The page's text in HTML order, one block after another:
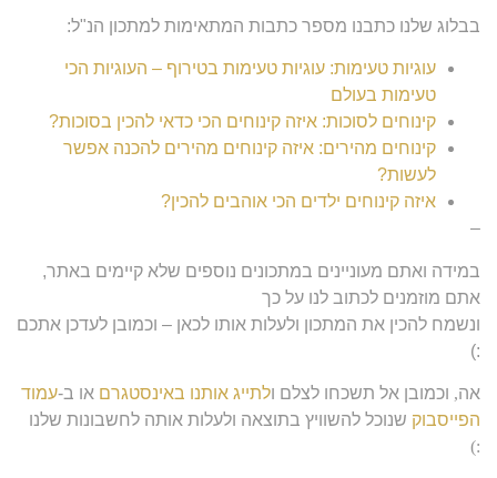
בבלוג שלנו כתבנו מספר כתבות המתאימות למתכון הנ"ל:
עוגיות טעימות: עוגיות טעימות בטירוף – העוגיות הכי
טעימות בעולם
קינוחים לסוכות: איזה קינוחים הכי כדאי להכין בסוכות?
קינוחים מהירים: איזה קינוחים מהירים להכנה אפשר
לעשות?
איזה קינוחים ילדים הכי אוהבים להכין?
–
במידה ואתם מעוניינים במתכונים נוספים שלא קיימים באתר,
אתם מוזמנים לכתוב לנו על כך
ונשמח להכין את המתכון ולעלות אותו לכאן – וכמובן לעדכן אתכם
:)
אה, וכמובן אל תשכחו לצלם ולתייג אותנו באינסטגרם או ב-עמוד
הפייסבוק שנוכל להשוויץ בתוצאה ולעלות אותה לחשבונות שלנו
:)